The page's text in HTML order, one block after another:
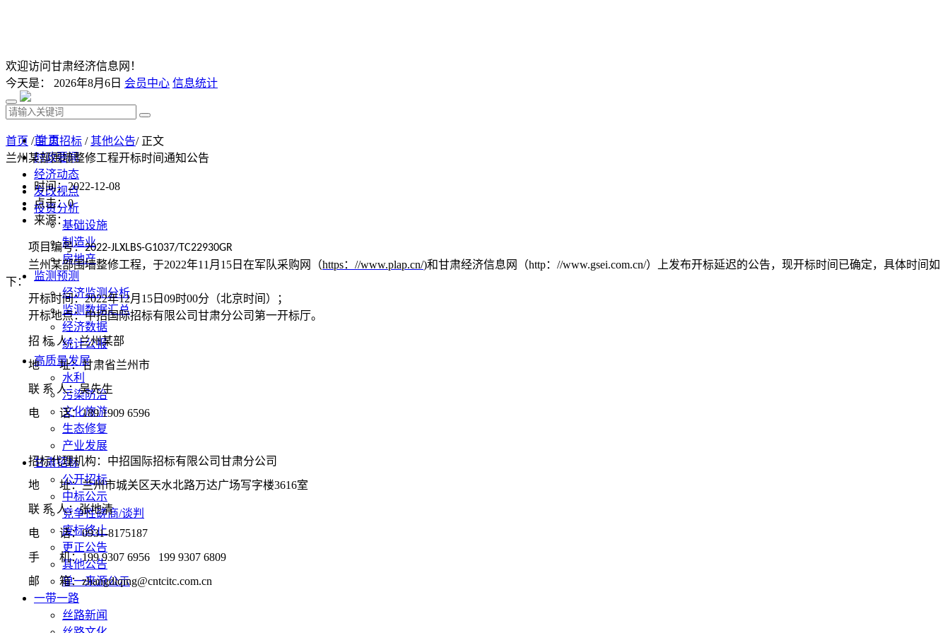
欢迎访问甘肃经济信息网！
今天是： 2026年8月6日 会员中心 信息统计
首 页
时政要闻
经济动态
发改视点
投资分析
基础设施
制造业
房地产
监测预测
经济监测分析
监测数据汇总
经济数据
统计公报
高质量发展
水利
污染防治
文化旅游
生态修复
产业发展
甘肃招标
公开招标
中标公示
竞争性磋商/谈判
废标终止
更正公告
其他公告
单一来源公示
一带一路
丝路新闻
首页 /甘肃招标 /其他公告/ 正文
兰州某部围墙整修工程开标时间通知公告
时间：2022-12-08
点击：0
来源：
项目编号：2022-JLXLBS-G1037/TC22930GR
兰州某部围墙整修工程，于2022年11 月 15 日在军队采购网（https： //www.plap.cn/)和甘肃经济信息网（http： //www.gsei.com.cn/）上发布开标延迟的公告，现开标时间已确定，具体时间如
下：
开标时间：2022年12月 15 日 09时00分（北京时间）；
开标地点：中招国际招标有限公司甘肃分公司第一开标厅。
招 标 人：兰州某部
地
址：甘肃省兰州市
联 系 人：吴先生
电
话：189 1909 6596
招标代理机构：中招国际招标有限公司甘肃分公司
地
址：兰州市城关区天水北路万达广场写字楼3616室
联 系 人：张地清
电
话：0931-8175187
手
机：199 9307 6956 199 9307 6809
邮
箱：zhangdiqing@cntcitc.com.cn